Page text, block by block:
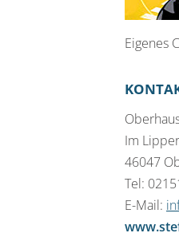
Eigenes
Im
46047
Tel:
E-Mail: